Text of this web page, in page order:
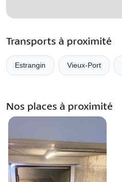
Transports à proximité
Estrangin Vieux-Port
Nos places à proximité